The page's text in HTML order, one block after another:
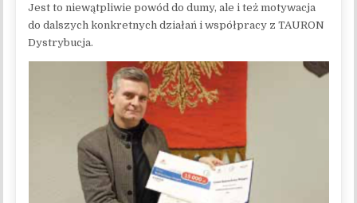
Jest to niewątpliwie powód do dumy, ale i też motywacja
do dalszych konkretnych działań i współpracy z TAURON
Dystrybucja.